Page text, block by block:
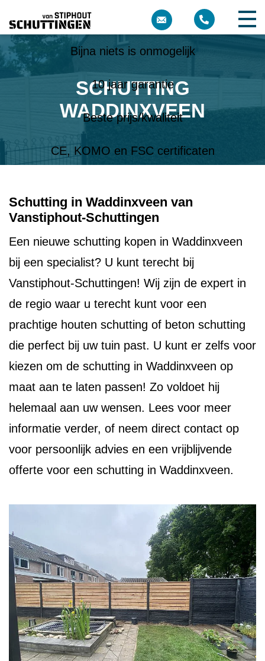
SCHUTTING
WADDINXVEEN
Meer dan 10 jaar ervaring
Bijna niets is onmogelijk
10 jaar garantie
Beste prijs/kwaliteit
CE, KOMO en FSC certificaten
Schutting in Waddinxveen van
Vanstiphout-Schuttingen
Een nieuwe schutting kopen in Waddinxveen
bij een specialist? U kunt terecht bij
Vanstiphout-Schuttingen! Wij zijn de expert in
de regio waar u terecht kunt voor een
prachtige houten schutting of beton schutting
die perfect bij uw tuin past. U kunt er zelfs voor
kiezen om de schutting in Waddinxveen op
maat aan te laten passen! Zo voldoet hij
helemaal aan uw wensen. Lees voor meer
informatie verder, of neem direct contact op
voor persoonlijk advies en een vrijblijvende
offerte voor een schutting in Waddinxveen.